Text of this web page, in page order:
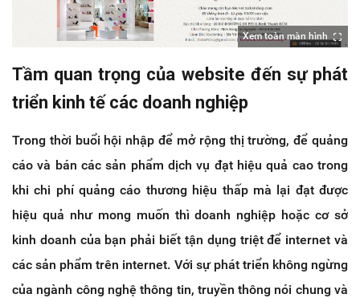
Xem toàn màn hình
Tầm quan trọng của website đến sự phát
triển kinh tế các doanh nghiệp
Trong thời buổi hội nhập để mở rộng thị trường, để quảng
cáo và bán các sản phẩm dịch vụ đạt hiệu quả cao trong
khi chi phí quảng cáo thương hiệu thấp mà lại đạt được
hiệu quả như mong muốn thì doanh nghiệp hoặc cơ sở
kinh doanh của bạn phải biết tận dụng triệt để internet và
các sản phẩm trên internet. Với sự phát triển không ngừng
của ngành công nghệ thông tin, truyền thông nói chung và